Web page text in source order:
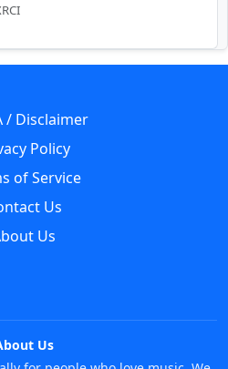
/ Disclaimer
Policy
of Service
Us
Us
Us